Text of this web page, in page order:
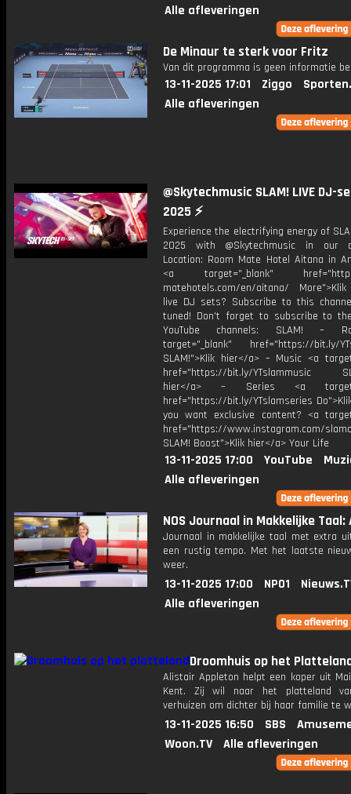
Alle afleveringen
De Minaur te sterk voor Fritz
Van dit programma is geen informatie
13-11-2025 17:01 Ziggo
Alle afleveringen
@Skytechmusic SLAM! LIVE DJ-
2025 ⚡
Experience the electrifying energy of
2025 with @Skytechmusic in our
Location: Room Mate Hotel Aitana in
<a target="_blank"
matehotels.com/en/aitana/
live DJ sets? Subscribe to this
tuned! Don’t forget to subscribe to
YouTube channels: SLAM! –
target="_blank" href="https://bit.ly/
SLAM!">Klik hier</a> – Music <a
href="https://bit.ly/YTslammusic
hier</a> – Series <a
href="https://bit.ly/YTslamseries
you want exclusive content? <a
href="https://www.instagram.com/
SLAM! Boost">Klik hier</a> Your Life
13-11-2025 17:00 YouTube
Alle afleveringen
NOS Journaal in Makkelijke Taal:
Journaal in makkelijke taal met extra
een rustig tempo. Met het laatste
weer.
13-11-2025 17:00 NPO1
Alle afleveringen
Droomhuis op het
Alistair Appleton helpt een koper uit
Kent. Zij wil naar het platteland
verhuizen om dichter bij haar familie te
13-11-2025 16:50 SBS
Woon.TV
Alle afleveringen